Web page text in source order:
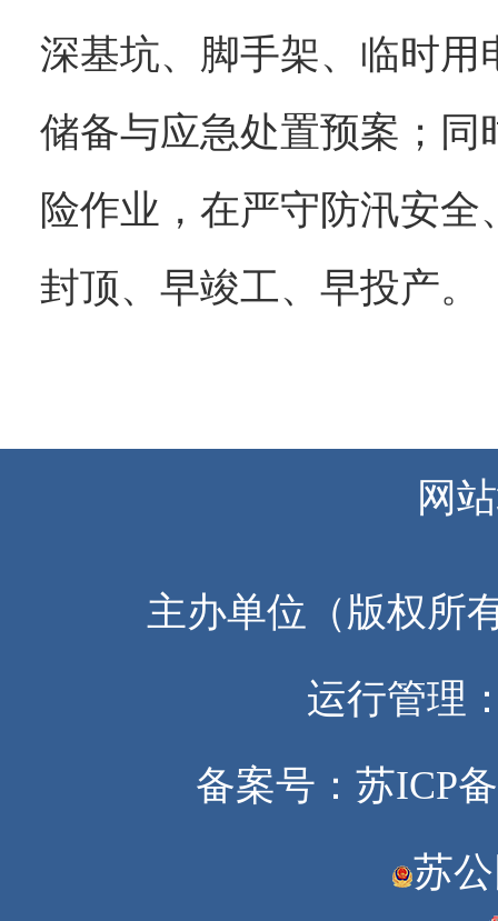
深基坑、脚手架、临时
储备与应急处置预案；
险作业，在严守防汛安
封顶、早竣工、早投产。
网
主办单位（版权所
运行管理
备案号：苏ICP
苏